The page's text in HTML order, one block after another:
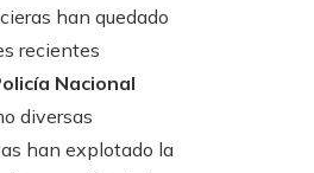
han quedado
recientes
Nacional
diversas
han explotado la